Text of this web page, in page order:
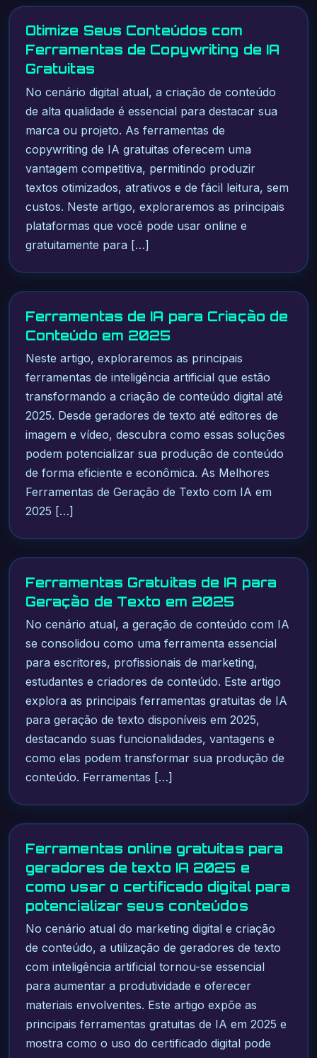
Otimize Seus Conteúdos com
Ferramentas de Copywriting de IA
Gratuitas
No cenário digital atual, a criação de conteúdo
de alta qualidade é essencial para destacar sua
marca ou projeto. As ferramentas de
copywriting de IA gratuitas oferecem uma
vantagem competitiva, permitindo produzir
textos otimizados, atrativos e de fácil leitura, sem
custos. Neste artigo, exploraremos as principais
plataformas que você pode usar online e
gratuitamente para […]
Ferramentas de IA para Criação de
Conteúdo em 2025
Neste artigo, exploraremos as principais
ferramentas de inteligência artificial que estão
transformando a criação de conteúdo digital até
2025. Desde geradores de texto até editores de
imagem e vídeo, descubra como essas soluções
podem potencializar sua produção de conteúdo
de forma eficiente e econômica. As Melhores
Ferramentas de Geração de Texto com IA em
2025 […]
Ferramentas Gratuitas de IA para
Geração de Texto em 2025
No cenário atual, a geração de conteúdo com IA
se consolidou como uma ferramenta essencial
para escritores, profissionais de marketing,
estudantes e criadores de conteúdo. Este artigo
explora as principais ferramentas gratuitas de IA
para geração de texto disponíveis em 2025,
destacando suas funcionalidades, vantagens e
como elas podem transformar sua produção de
conteúdo. Ferramentas […]
Ferramentas online gratuitas para
geradores de texto IA 2025 e
como usar o certificado digital para
potencializar seus conteúdos
No cenário atual do marketing digital e criação
de conteúdo, a utilização de geradores de texto
com inteligência artificial tornou-se essencial
para aumentar a produtividade e oferecer
materiais envolventes. Este artigo expõe as
principais ferramentas gratuitas de IA em 2025 e
mostra como o uso do certificado digital pode